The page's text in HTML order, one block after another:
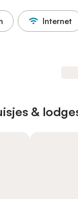
Internet
&